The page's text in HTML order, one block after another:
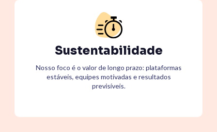
Sustentabilidade
Nosso foco é o valor de longo prazo: plataformas
estáveis, equipes motivadas e resultados
previsíveis.